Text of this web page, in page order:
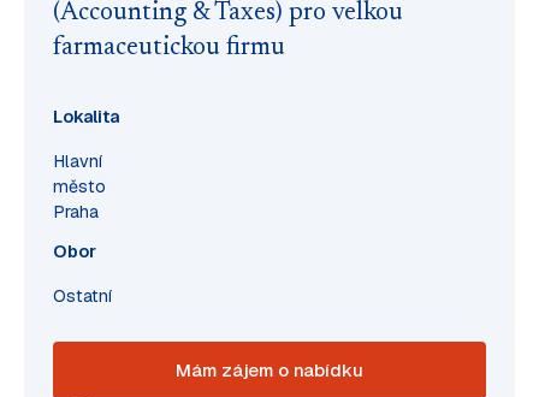
(Accounting & Taxes) pro velkou
farmaceutickou firmu
Lokalita
Hlavní
město
Praha
Obor
Ostatní
Mám zájem o nabídku